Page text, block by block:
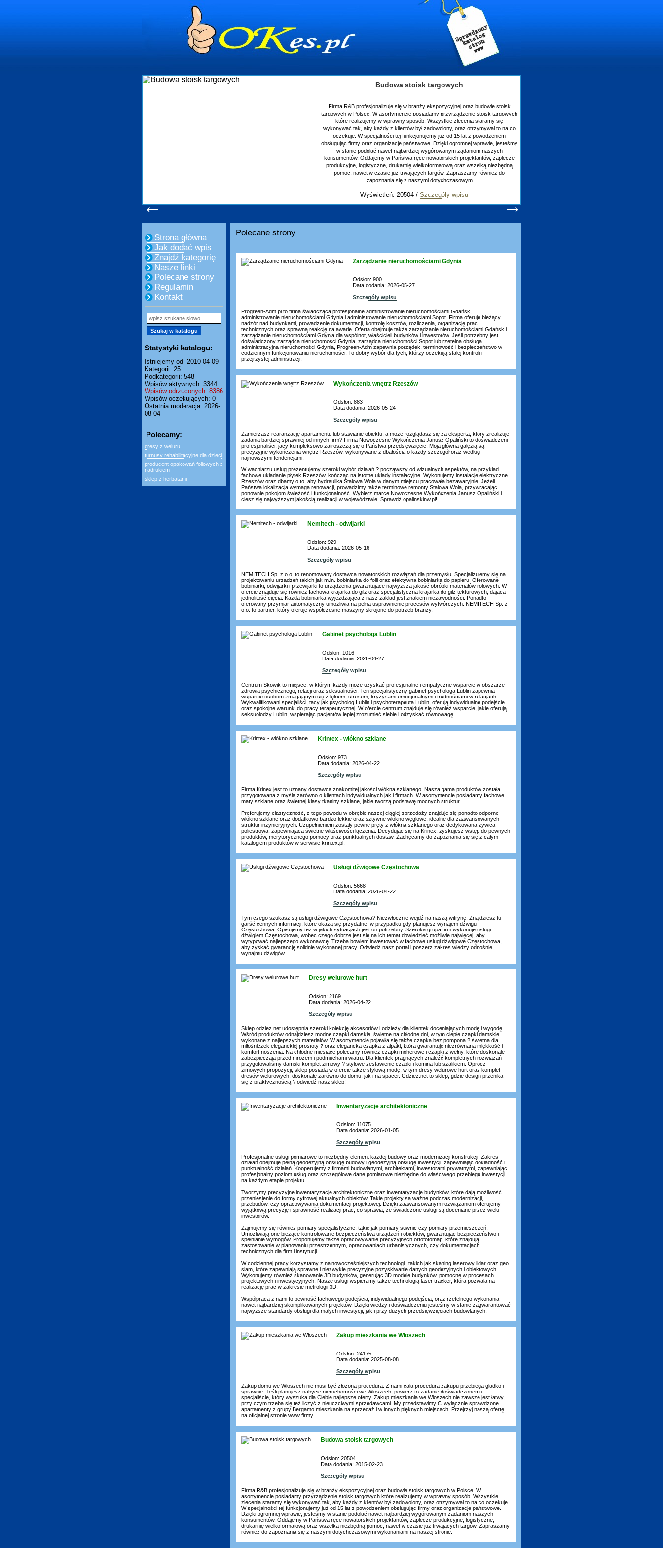
Pozycjonowanie Białystok
Każda firma powinna mieć swojąstronę www, która jednocześnie stanowi jej
wizytówkę. Żeby strona pozostała zapamiętana przez wirtualnego użytkownika
ważna jest jej nowoczesność oraz praktyczność. Warto uświetnić ją o ciekawą
grafikę plus inne dodatki, które możemy wynaleźć w Internecie. Nierzadko, iż ich
funkcjonalność jest niewystarczająca. Warto więc pomyśleć o skrypcie na
zamówienie. Oprócz posiadania firmowej stronystrony internetowe
szczególnie ważne jest zapewnienie jej wejść - czyli jej popularyzacja. Warto
rozważyć o zabiegach SEO w wyszukiwarkach. Zapraszamy -pozycjonowanie
Białystok . Nie zaszkodzi również przypomnieć się co pewien czas zaufanym
klientom, wysyłając e-ma
Wyświetleń: 11829 /Szczegóły wpisu
← →
Strona główna
Jak dodać wpis
Znajdź kategorię
Nasze linki
Polecane strony
Regulamin
Kontakt
Statystyki katalogu:
Istniejemy od: 2010-04-09
Kategorii: 25
Podkategorii: 548
Wpisów aktywnych: 3344
Wpisów odrzuconych: 8386
Wpisów oczekujących: 0
Ostatnia moderacja: 2026-
08-04
Polecamy:
dresy z weluru
turnusy rehabilitacyjne dla dzieci
producent opakowań foliowych z
nadrukiem
sklep z herbatami
Polecane strony
Zarządzanie nieruchomościami Gdynia
Odsłon: 900
Data dodania: 2026-05-27
Szczegóły wpisu
Progreen-Adm.pl to firma świadcząca profesjonalne administrowanie nieruchomościami Gdańsk,
administrowanie nieruchomościami Gdynia i administrowanie nieruchomościami Sopot. Firma oferuje bieżący
nadzór nad budynkami, prowadzenie dokumentacji, kontrolę kosztów, rozliczenia, organizację prac
technicznych oraz sprawną reakcję na awarie. Oferta obejmuje także zarządzanie nieruchomościami Gdańsk i
zarządzanie nieruchomościami Gdynia dla wspólnot, właścicieli budynków i inwestorów. Jeśli potrzebny jest
doświadczony zarządca nieruchomości Gdynia, zarządca nieruchomości Sopot lub rzetelna obsługa
administracyjna nieruchomości Gdynia, Progreen-Adm zapewnia porządek, terminowość i bezpieczeństwo w
codziennym funkcjonowaniu nieruchomości. To dobry wybór dla tych, którzy oczekują stałej kontroli i
przejrzystej administracji.
Wykończenia wnętrz Rzeszów
Odsłon: 883
Data dodania: 2026-05-24
Szczegóły wpisu
Zamierzasz rearanżację apartamentu lub stawianie obiektu, a może rozglądasz się za eksperta, który zrealizuje
zadania bardziej sprawniej od innych firm? Firma Nowoczesne Wykończenia Janusz Opaliński to doświadczeni
profesjonaliści, jacy kompleksowo zatroszczą się o Państwa przedsięwzięcie. Moją główną gałęzią są
precyzyjne wykończenia wnętrz Rzeszów, wykonywane z dbałością o każdy szczegół oraz według
najnowszymi tendencjami.
W wachlarzu usług prezentujemy szeroki wybór działań ? począwszy od wizualnych aspektów, na przykład
fachowe układanie płytek Rzeszów, kończąc na istotne układy instalacyjne. Wykonujemy instalacje elektryczne
Rzeszów oraz dbamy o to, aby hydraulika Stalowa Wola w danym miejscu pracowała bezawaryjnie. Jeżeli
Państwa lokalizacja wymaga renowacji, prowadzimy także terminowe remonty Stalowa Wola, przywracając
ponownie pokojom świeżość i funkcjonalność. Wybierz marce Nowoczesne Wykończenia Janusz Opaliński i
ciesz się najwyższym jakością realizacji w województwie. Sprawdź opalinskinw.pl!
Nemitech - odwijarki
Odsłon: 929
Data dodania: 2026-05-16
Szczegóły wpisu
NEMITECH Sp. z o.o. to renomowany dostawca nowatorskich rozwiązań dla przemysłu. Specjalizujemy się na
projektowaniu urządzeń takich jak m.in. bobiniarka do folii oraz efektywna bobiniarka do papieru. Oferowane
bobiniarki, odwijarki i przewijarki to urządzenia gwarantujące najwyższą jakość obróbki materiałów rolowych. W
ofercie znajduje się również fachowa krajarka do gilz oraz specjalistyczna krajarka do gilz tekturowych, dająca
jednolitość cięcia. Każda bobiniarka wyjeżdżająca z nasz zakład jest znakiem niezawodności. Ponadto
oferowany przymiar automatyczny umożliwia na pełną usprawnienie procesów wytwórczych. NEMITECH Sp. z
o.o. to partner, który oferuje współczesne maszyny skrojone do potrzeb branży.
Gabinet psychologa Lublin
Odsłon: 1016
Data dodania: 2026-04-27
Szczegóły wpisu
Centrum Skowik to miejsce, w którym każdy może uzyskać profesjonalne i empatyczne wsparcie w obszarze
zdrowia psychicznego, relacji oraz seksualności. Ten specjalistyczny gabinet psychologa Lublin zapewnia
wsparcie osobom zmagającym się z lękiem, stresem, kryzysami emocjonalnymi i trudnościami w relacjach.
Wykwalifikowani specjaliści, tacy jak psycholog Lublin i psychoterapeuta Lublin, oferują indywidualne podejście
oraz spokojne warunki do pracy terapeutycznej. W ofercie centrum znajduje się również wsparcie, jakie oferują
seksuolodzy Lublin, wspierając pacjentów lepiej zrozumieć siebie i odzyskać równowagę.
Krintex - włókno szklane
Odsłon: 973
Data dodania: 2026-04-22
Szczegóły wpisu
Firma Krinex jest to uznany dostawca znakomitej jakości włókna szklanego. Nasza gama produktów została
przygotowana z myślą zarówno o klientach indywidualnych jak i firmach. W asortymencie posiadamy fachowe
maty szklane oraz świetnej klasy tkaniny szklane, jakie tworzą podstawę mocnych struktur.
Preferujemy elastyczność, z tego powodu w obrębie naszej ciągłej sprzedaży znajduje się ponadto odporne
włókno szklane oraz dodatkowo bardzo lekkie oraz sztywne włókno węglowe, idealne dla zaawansowanych
struktur inżynieryjnych. Uzupełnieniem zostały pewne pręty z włókna szklanego oraz dedykowana żywica
poliestrowa, zapewniająca świetne właściwości łączenia. Decydując się na Krinex, zyskujesz wstęp do pewnych
produktów, merytorycznego pomocy oraz punktualnych dostaw. Zachęcamy do zapoznania się się z całym
katalogiem produktów w serwisie krintex.pl.
Usługi dźwigowe Częstochowa
Odsłon: 5668
Data dodania: 2026-04-22
Szczegóły wpisu
Tym czego szukasz są usługi dźwigowe Częstochowa? Niezwłocznie wejdź na naszą witrynę. Znajdziesz tu
garść cennych informacji, które okażą się przydatne, w przypadku gdy planujesz wynajem dźwigu
Częstochowa. Opisujemy też w jakich sytuacjach jest on potrzebny. Szeroka grupa firm wykonuje usługi
dźwigiem Częstochowa, wobec czego dobrze jest się na ich temat dowiedzieć możliwie najwięcej, aby
wytypować najlepszego wykonawcę. Trzeba bowiem inwestować w fachowe usługi dźwigowe Częstochowa,
aby zyskać gwarancję solidnie wykonanej pracy. Odwiedź nasz portal i poszerz zakres wiedzy odnośnie
wynajmu dźwigów.
Dresy welurowe hurt
Odsłon: 2169
Data dodania: 2026-04-22
Szczegóły wpisu
Sklep odziez.net udostępnia szeroki kolekcję akcesoriów i odzieży dla klientek doceniających modę i wygodę.
Wśród produktów odnajdziesz modne czapki damskie, świetne na chłodne dni, w tym ciepłe czapki damskie
wykonane z najlepszych materiałów. W asortymencie pojawiła się także czapka bez pompona ? świetna dla
miłośniczek eleganckiej prostoty ? oraz elegancka czapka z alpaki, która gwarantuje niezrównaną miękkość i
komfort noszenia. Na chłodne miesiące polecamy również czapki moherowe i czapki z wełny, które doskonale
zabezpieczają przed mrozem i podmuchami wiatru. Dla klientek pragnących znaleźć kompletnych rozwiązań
przygotowaliśmy damski komplet zimowy ? stylowe zestawienie czapki i komina lub szalikiem. Oprócz
zimowych propozycji, sklep posiada w ofercie także stylową modę, w tym dresy welurowe hurt oraz komplet
dresów welurowych, doskonałe zarówno do domu, jak i na spacer. Odziez.net to sklep, gdzie design przenika
się z praktycznością ? odwiedź nasz sklep!
Inwentaryzacje architektoniczne
Odsłon: 11075
Data dodania: 2026-01-05
Szczegóły wpisu
Profesjonalne usługi pomiarowe to niezbędny element każdej budowy oraz modernizacji konstrukcji. Zakres
działań obejmuje pełną geodezyjną obsługę budowy i geodezyjną obsługę inwestycji, zapewniając dokładność i
punktualność działań. Kooperujemy z firmami budowlanymi, architektami, inwestorami prywatnymi, zapewniając
profesjonalny poziom usług oraz szczegółowe dane pomiarowe niezbędne do właściwego przebiegu inwestycji
na każdym etapie projektu.
Tworzymy precyzyjne inwentaryzacje architektoniczne oraz inwentaryzacje budynków, które dają możliwość
przeniesienie do formy cyfrowej aktualnych obiektów. Takie projekty są ważne podczas modernizacji,
przebudów, czy opracowywania dokumentacji projektowej. Dzięki zaawansowanym rozwiązaniom oferujemy
wyjątkową precyzję i sprawność realizacji prac, co sprawia, że świadczone usługi są doceniane przez wielu
inwestorów.
Zajmujemy się również pomiary specjalistyczne, takie jak pomiary suwnic czy pomiary przemieszczeń.
Umożliwiają one bieżące kontrolowanie bezpieczeństwa urządzeń i obiektów, gwarantując bezpieczeństwo i
spełnianie wymogów. Proponujemy także opracowywanie precyzyjnych ortofotomap, które znajdują
zastosowanie w planowaniu przestrzennym, opracowaniach urbanistycznych, czy dokumentacjach
technicznych dla firm i instytucji.
W codziennej pracy korzystamy z najnowocześniejszych technologii, takich jak skaning laserowy lidar oraz geo
slam, które zapewniają sprawne i niezwykle precyzyjne pozyskiwanie danych geodezyjnych i obiektowych.
Wykonujemy również skanowanie 3D budynków, generując 3D modele budynków, pomocne w procesach
projektowych i inwestycyjnych. Nasze usługi wspieramy także technologią laser tracker, która pozwala na
realizację prac w zakresie metrologii 3D.
Współpraca z nami to pewność fachowego podejścia, indywidualnego podejścia, oraz rzetelnego wykonania
nawet najbardziej skomplikowanych projektów. Dzięki wiedzy i doświadczeniu jesteśmy w stanie zagwarantować
najwyższe standardy obsługi dla małych inwestycji, jak i przy dużych przedsięwzięciach budowlanych.
Zakup mieszkania we Włoszech
Odsłon: 24175
Data dodania: 2025-08-08
Szczegóły wpisu
Zakup domu we Włoszech nie musi być złożoną procedurą. Z nami cała procedura zakupu przebiega gładko i
sprawnie. Jeśli planujesz nabycie nieruchomości we Włoszech, powierz to zadanie doświadczonemu
specjaliście, który wyszuka dla Ciebie najlepsze oferty. Zakup mieszkania we Włoszech nie zawsze jest łatwy,
przy czym trzeba się też liczyć z nieuczciwymi sprzedawcami. My przedstawimy Ci wyłącznie sprawdzone
apartamenty z grupy Bergamo mieszkania na sprzedaż i w innych pięknych miejscach. Przejrzyj naszą ofertę
na oficjalnej stronie www firmy.
Budowa stoisk targowych
Odsłon: 20504
Data dodania: 2015-02-23
Szczegóły wpisu
Firma R&B profesjonalizuje się w branży ekspozycyjnej oraz budowie stoisk targowych w Polsce. W
asortymencie posiadamy przyrządzenie stoisk targowych które realizujemy w wprawny sposób. Wszystkie
zlecenia staramy się wykonywać tak, aby każdy z klientów był zadowolony, oraz otrzymywał to na co oczekuje.
W specjalności tej funkcjonujemy już od 15 lat z powodzeniem obsługując firmy oraz organizacje państwowe.
Dzięki ogromnej wprawie, jesteśmy w stanie podołać nawet najbardziej wygórowanym żądaniom naszych
konsumentów. Oddajemy w Państwa ręce nowatorskich projektantów, zaplecze produkcyjne, logistyczne,
drukarnię wielkoformatową oraz wszelką niezbędną pomoc, nawet w czasie już trwających targów. Zapraszamy
również do zapoznania się z naszymi dotychczasowymi wykonaniami na naszej stronie.